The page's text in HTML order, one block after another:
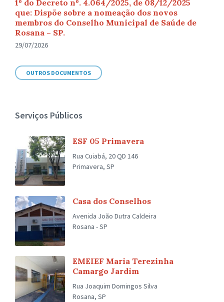
1º do Decreto nº. 4.064/2025, de 08/12/2025
que: Dispõe sobre a nomeação dos novos
membros do Conselho Municipal de Saúde de
Rosana – SP.
29/07/2026
OUTROS DOCUMENTOS
Serviços Públicos
ESF 05 Primavera
Rua Cuiabá, 20 QD 146
Primavera, SP
Casa dos Conselhos
Avenida João Dutra Caldeira
Rosana - SP
EMEIEF Maria Terezinha
Camargo Jardim
Rua Joaquim Domingos Silva
Rosana, SP